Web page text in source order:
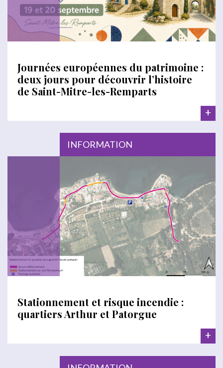
Journées européennes du patrimoine :
deux jours pour découvrir l’histoire
de Saint-Mitre-les-Remparts
+
INFORMATION
Stationnement et risque incendie :
quartiers Arthur et Patorgue
+